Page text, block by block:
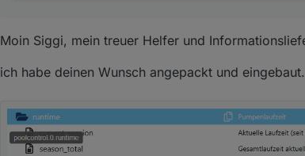
Moin Siggi, mein treuer Helfer und
ich habe deinen Wunsch angepackt und eingebaut.